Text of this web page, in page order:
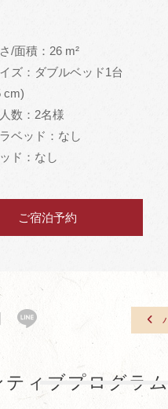
/面積：26 m²
ズ：ダブルベッド1台
cm)
数：2名様
ベッド：なし
ド：なし
ご宿泊予約
ティブプログラム